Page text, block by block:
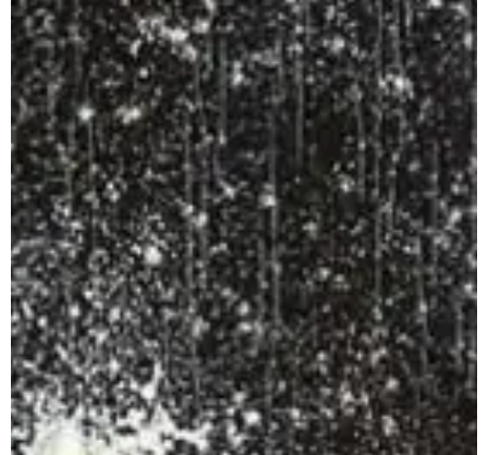
Apuane Suite
PENTHOUSE
Penthouse Villa
Penthouse Sasso
Prenota